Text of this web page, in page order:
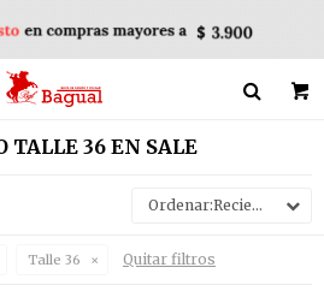
TALLE 36 EN SALE
Recientes
Talle 36 Quitar filtros